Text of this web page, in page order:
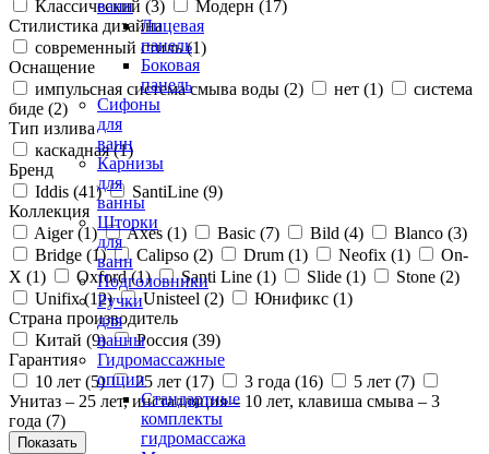
ванн
Лицевая
панель
Боковая
панель
Сифоны
для
ванн
Карнизы
для
ванны
Шторки
для
ванн
Подголовники
Ручки
для
ванны
Гидромассажные
опции
Стандартные
комплекты
гидромассажа
Классический (3) Модерн (17)
Стилистика дизайна
современный стиль (1)
Оснащение
импульсная система смыва воды (2) нет (1)
система
биде (2)
Тип излива
каскадная (1)
Бренд
Iddis (41) SantiLine (9)
Коллекция
Aiger (1) Axes (1) Basic (7) Bild (4) Blanco (3)
Bridge (1) Calipso (2) Drum (1) Neofix (1)
On-
X (1) Oxford (1) Santi Line (1) Slide (1) Stone (2)
Unifix (12) Unisteel (2) Юнификс (1)
Страна производитель
Китай (9) Россия (39)
Гарантия
10 лет (5) 25 лет (17) 3 года (16) 5 лет (7)
Унитаз – 25 лет, инсталляция – 10 лет, клавиша смыва – 3
года (7)